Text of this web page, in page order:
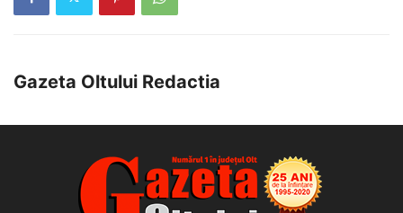
Gazeta Oltului Redactia